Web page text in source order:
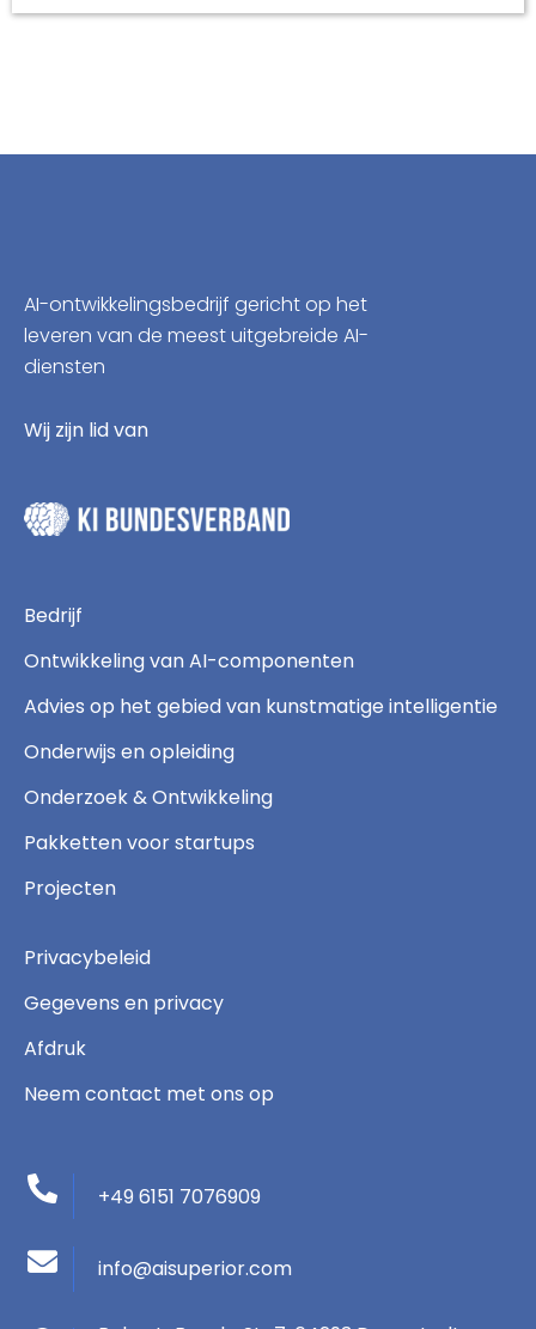
AI-ontwikkelingsbedrijf gericht op het
leveren van de meest uitgebreide AI-
diensten
Wij zijn lid van
Bedrijf
Ontwikkeling van AI-componenten
Advies op het gebied van kunstmatige intelligentie
Onderwijs en opleiding
Onderzoek & Ontwikkeling
Pakketten voor startups
Projecten
Privacybeleid
Gegevens en privacy
Afdruk
Neem contact met ons op
+49 6151 7076909
info@aisuperior.com